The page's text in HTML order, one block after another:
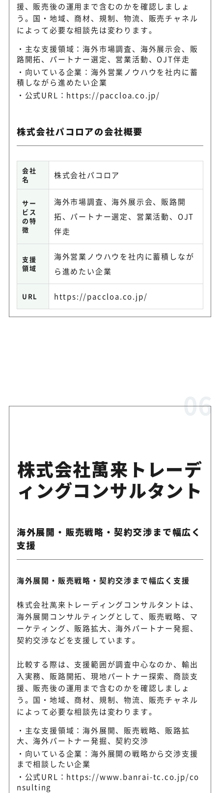
援、販売後の運用まで含むのかを確認しましょ
う。国・地域、商材、規制、物流、販売チャネル
によって必要な相談先は変わります。
主な支援領域：海外市場調査、海外展示会、販
路開拓、パートナー選定、営業活動、OJT伴走
向いている企業：海外営業ノウハウを社内に蓄
積しながら進めたい企業
公式URL： https://paccloa.co.jp/
株式会社パコロアの会社概要
会社
名
株式会社パコロア
サー
ビス
の特
徴
海外市場調査、海外展示会、販路開
拓、パートナー選定、営業活動、OJT
伴走
支援
領域
海外営業ノウハウを社内に蓄積しなが
ら進めたい企業
URL https://paccloa.co.jp/
株式会社萬来トレーデ
ィングコンサルタント
海外展開・販売戦略・契約交渉まで幅広く
支援
海外展開・販売戦略・契約交渉まで幅広く支援
株式会社萬来トレーディングコンサルタントは、
海外展開コンサルティングとして、販売戦略、マ
ーケティング、販路拡大、海外パートナー発掘、
契約交渉などを支援しています。
比較する際は、支援範囲が調査中心なのか、輸出
入実務、販路開拓、現地パートナー探索、商談支
援、販売後の運用まで含むのかを確認しましょ
う。国・地域、商材、規制、物流、販売チャネル
によって必要な相談先は変わります。
主な支援領域：海外展開、販売戦略、販路拡
大、海外パートナー発掘、契約交渉
向いている企業：海外展開の戦略から交渉支援
まで相談したい企業
公式URL： https://www.banrai-tc.co.jp/co
nsulting